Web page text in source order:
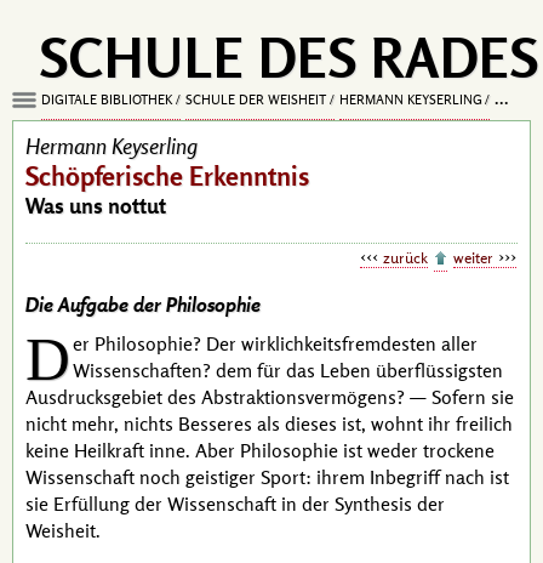
SCHULE DES RADES
DIGITALE BIBLIOTHEK SCHULE DER WEISHEIT HERMANN KEYSERLING
Hermann Keyserling
Schöpferische Erkenntnis
Was uns nottut
zurück weiter
Die Aufgabe der Philosophie
Der Philosophie? Der wirklichkeitsfremdesten aller
Wissenschaften? dem für das Leben überflüssigsten
Ausdrucksgebiet des Abstraktionsvermögens? — Sofern sie
nicht mehr, nichts Besseres als dieses ist, wohnt ihr freilich
keine Heilkraft inne. Aber Philosophie ist weder trockene
Wissenschaft noch geistiger Sport: ihrem Inbegriff nach ist
sie Erfüllung der Wissenschaft in der Synthesis der
Weisheit.